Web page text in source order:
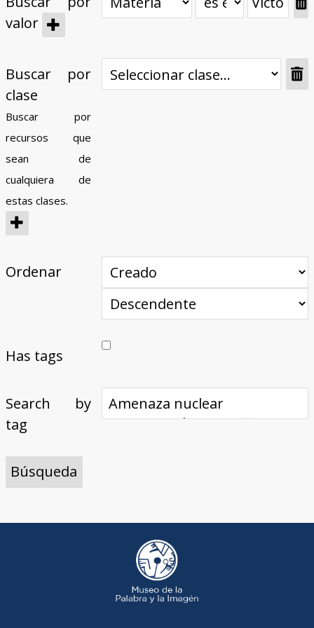
valor
Buscar por
clase
Buscar por
recursos que
sean de
cualquiera de
estas clases.
Ordenar
Has tags
Search by
tag